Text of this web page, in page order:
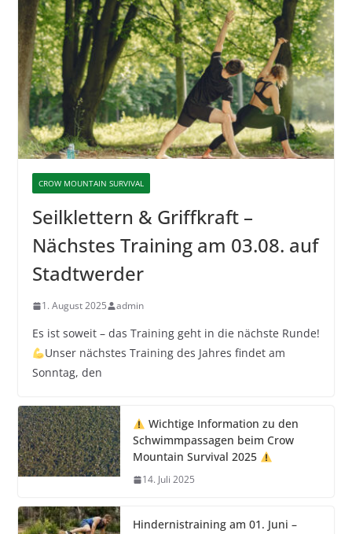
CROW MOUNTAIN SURVIVAL
Seilklettern & Griffkraft –
Nächstes Training am 03.08. auf
Stadtwerder
1. August 2025 admin
Es ist soweit – das Training geht in die nächste Runde!
Unser nächstes Training des Jahres findet am
Sonntag, den
Wichtige Information zu den
Schwimmpassagen beim Crow
Mountain Survival 2025
14. Juli 2025
Hindernistraining am 01. Juni –